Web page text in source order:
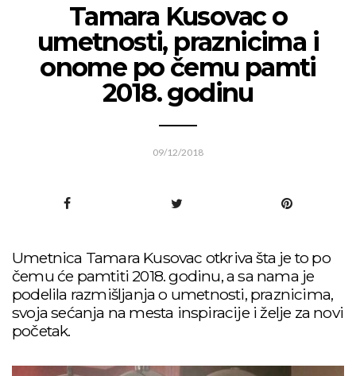
Tamara Kusovac o
umetnosti, praznicima i
onome po čemu pamti
2018. godinu
09/12/2018
Umetnica Tamara Kusovac otkriva šta je to po
čemu će pamtiti 2018. godinu, a sa nama je
podelila razmišljanja o umetnosti, praznicima,
svoja sećanja na mesta inspiracije i želje za novi
početak.